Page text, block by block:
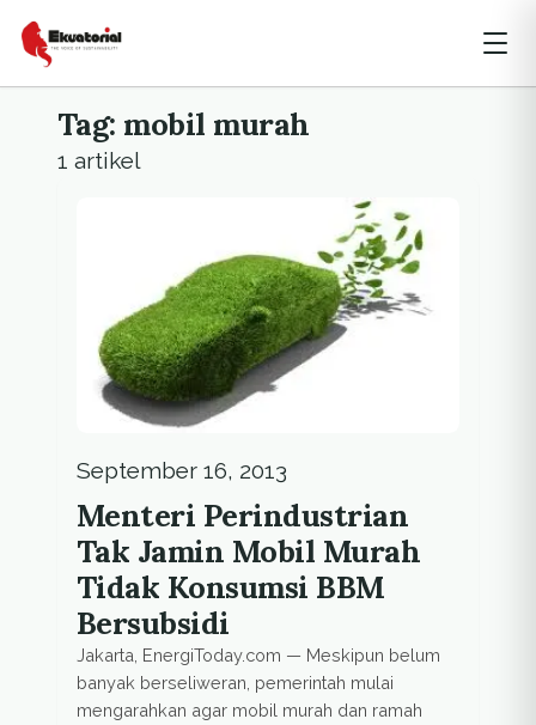
Tag: mobil murah
1 artikel
September 16, 2013
Menteri Perindustrian
Tak Jamin Mobil Murah
Tidak Konsumsi BBM
Bersubsidi
Jakarta, EnergiToday.com — Meskipun belum
banyak berseliweran, pemerintah mulai
mengarahkan agar mobil murah dan ramah